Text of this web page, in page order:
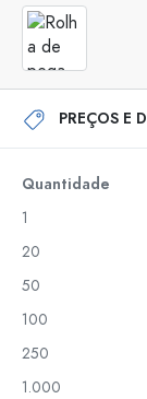
PREÇOS E
Quantidade
1
20
50
100
250
1.000